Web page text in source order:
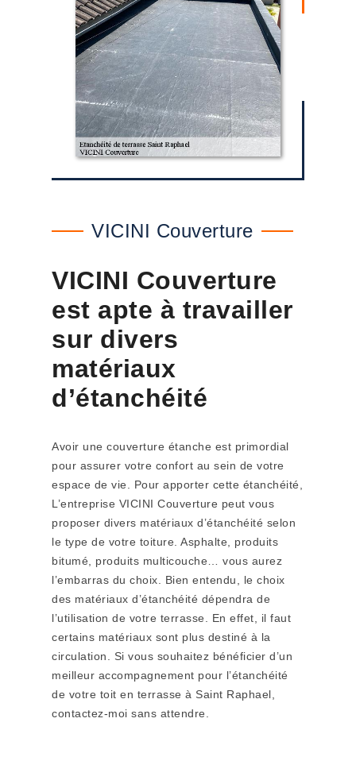
VICINI Couverture
VICINI Couverture
est apte à travailler
sur divers
matériaux
d’étanchéité
Avoir une couverture étanche est primordial
pour assurer votre confort au sein de votre
espace de vie. Pour apporter cette étanchéité,
L’entreprise VICINI Couverture peut vous
proposer divers matériaux d’étanchéité selon
le type de votre toiture. Asphalte, produits
bitumé, produits multicouche… vous aurez
l’embarras du choix. Bien entendu, le choix
des matériaux d’étanchéité dépendra de
l’utilisation de votre terrasse. En effet, il faut
certains matériaux sont plus destiné à la
circulation. Si vous souhaitez bénéficier d’un
meilleur accompagnement pour l’étanchéité
de votre toit en terrasse à Saint Raphael,
contactez-moi sans attendre.